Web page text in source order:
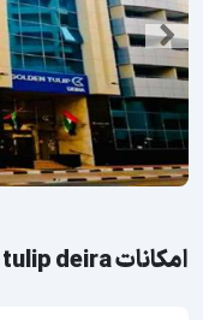
امکانات Hotel golden tulip deira